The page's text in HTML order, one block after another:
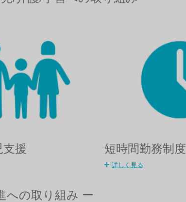
支援 短時間勤務制度
詳しく見る
への取り組み ー